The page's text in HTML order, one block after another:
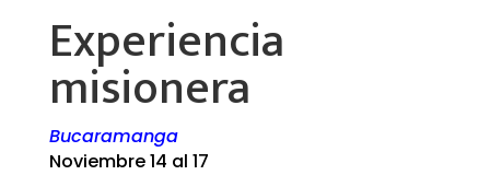
Experiencia
misionera
Bucaramanga
Noviembre 14 al 17